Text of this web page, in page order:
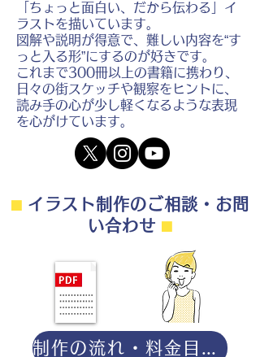
「ちょっと面白い、だから伝わる」イ
ラストを描いています。
図解や説明が得意で、難しい内容を“す
っと入る形”にするのが好きです。
これまで300冊以上の書籍に携わり、
日々の街スケッチや観察をヒントに、
読み手の心が少し軽くなるような表現
を心がけています。
⬛︎イラスト制作のご相談・お問
い合わせ ⬛︎